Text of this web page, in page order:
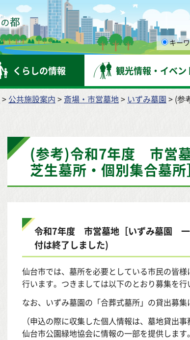
仙台市
キー
くらしの情報 観光情報・イベン
> 公共施設案内 > 斎場・市営墓地> いずみ墓園 > (参
(参考)令和7年度 市営
芝生墓所・個別集合墓
令和7年度 市営墓地［いずみ墓園 一
付は終了しました)
仙台市では、墓所を必要としている市民の皆
行います。つきましては以下のとおり募集を
なお、いずみ墓園の「合葬式墓所」の貸出募集
（申込の際に収集した個人情報は、墓地貸出
仙台市公園緑地協会に情報の一部を提供します